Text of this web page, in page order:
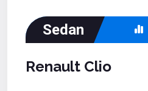
Sedan
Renault Clio